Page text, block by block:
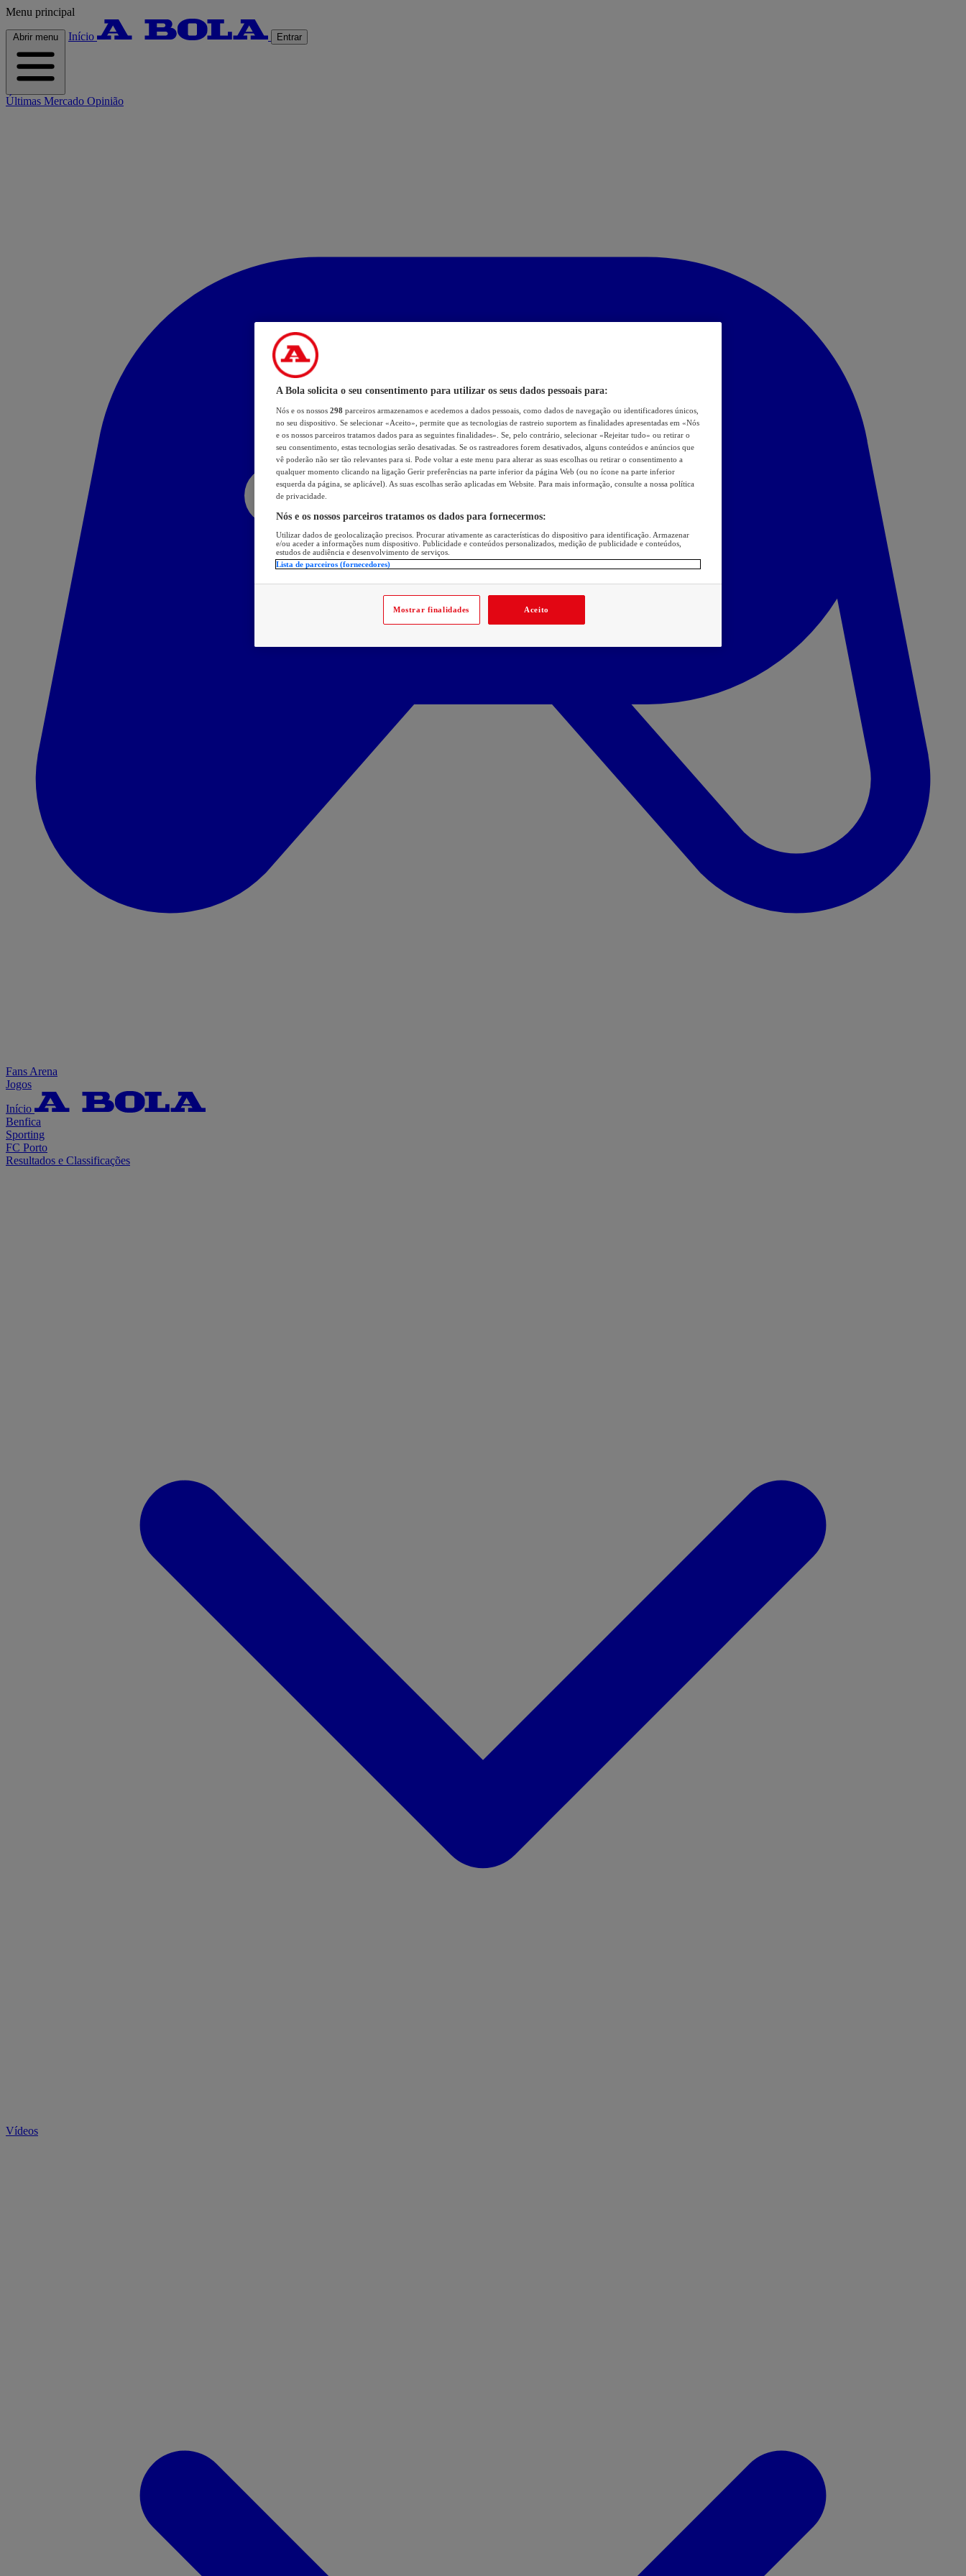
Menu principal
Abrir menu Início Entrar
Últimas Mercado Opinião
Fans Arena
Jogos
Início
Benfica
Sporting
FC Porto
Resultados e Classificações
Vídeos
A Bola solicita o seu consentimento para utilizar os seus dados pessoais para:
Nós e os nossos 298 parceiros armazenamos e acedemos a dados pessoais, como dados de navegação ou identificadores únicos,
no seu dispositivo. Se selecionar «Aceito», permite que as tecnologias de rastreio suportem as finalidades apresentadas em «Nós
e os nossos parceiros tratamos dados para as seguintes finalidades». Se, pelo contrário, selecionar «Rejeitar tudo» ou retirar o
seu consentimento, estas tecnologias serão desativadas. Se os rastreadores forem desativados, alguns conteúdos e anúncios que
vê poderão não ser tão relevantes para si. Pode voltar a este menu para alterar as suas escolhas ou retirar o consentimento a
qualquer momento clicando na ligação Gerir preferências na parte inferior da página Web (ou no ícone na parte inferior
esquerda da página, se aplicável). As suas escolhas serão aplicadas em Website. Para mais informação, consulte a nossa política
de privacidade.
Nós e os nossos parceiros tratamos os dados para fornecermos:
Utilizar dados de geolocalização precisos. Procurar ativamente as características do dispositivo para identificação. Armazenar
e/ou aceder a informações num dispositivo. Publicidade e conteúdos personalizados, medição de publicidade e conteúdos,
estudos de audiência e desenvolvimento de serviços.
Lista de parceiros (fornecedores)
Mostrar finalidades Aceito